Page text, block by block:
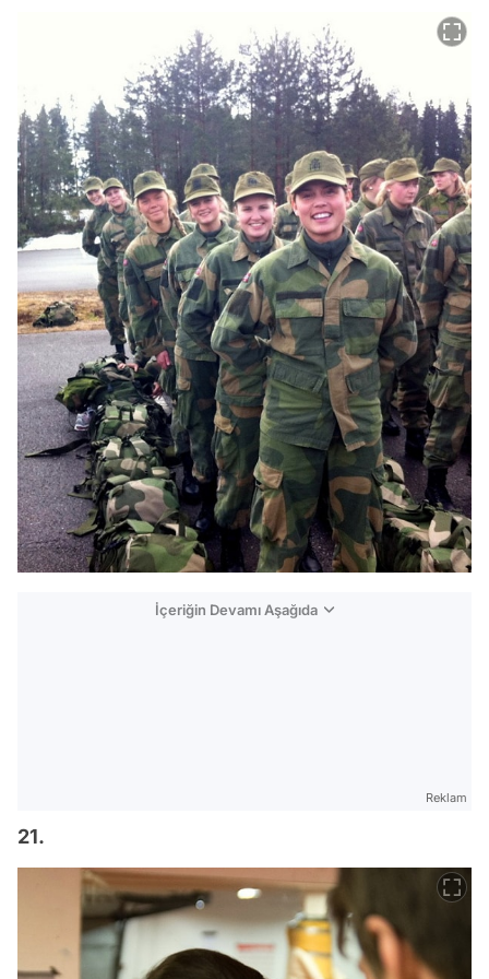
İçeriğin Devamı Aşağıda
Reklam
21.